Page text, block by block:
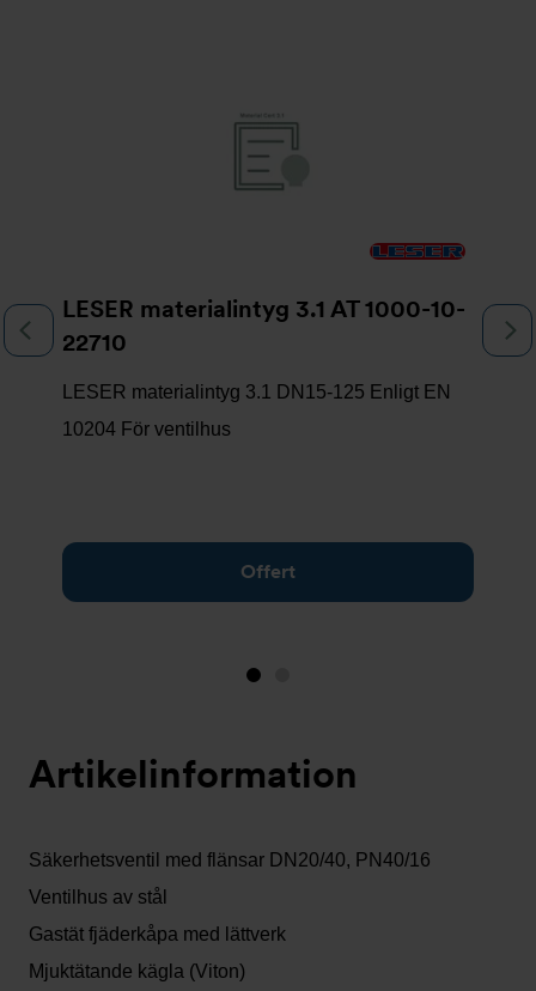
LESER materialintyg 3.1 AT 1000-10-
22710
LESER materialintyg 3.1 DN15-125 Enligt EN
10204 För ventilhus
Offert
Bild
nu)
Artikelinformation
Säkerhetsventil med flänsar DN20/40, PN40/16
Ventilhus av stål
Gastät fjäderkåpa med lättverk
Mjuktätande kägla (Viton)